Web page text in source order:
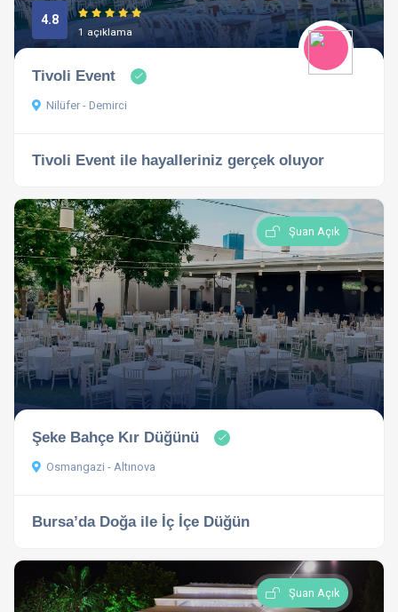
4.8
1 açıklama
Tivoli Event
Nilüfer - Demirci
Tivoli Event ile hayalleriniz gerçek oluyor
Şuan Açık
Şeke Bahçe Kır Düğünü
Osmangazi - Altınova
Bursa’da Doğa ile İç İçe Düğün
Şuan Açık